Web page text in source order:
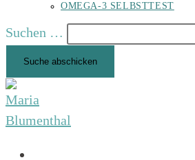
OMEGA-3 SELBSTTEST
Suchen …
Suche abschicken